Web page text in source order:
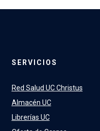
SERVICIOS
Red Salud UC Christus
Almacén UC
Librerías UC